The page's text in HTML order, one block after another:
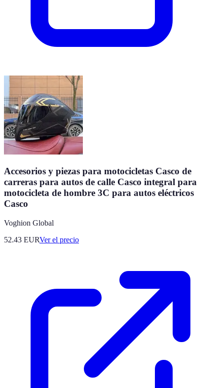
Accesorios y piezas para motocicletas Casco de
carreras para autos de calle Casco integral para
motocicleta de hombre 3C para autos eléctricos
Casco
Voghion Global
52.43 EURVer el precio